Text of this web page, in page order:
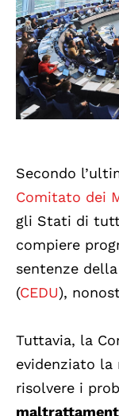
Secondo
Comitato dei
gli Stati di
compiere
sentenze
(CEDU),
Tuttavia, la
evidenziato
risolvere i